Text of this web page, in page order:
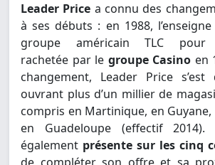
Leader Price a connu des
à ses débuts : en 1988,
groupe américain TLC
rachetée par le groupe Casino en
changement, Leader Price s’est
ouvrant plus d’un millier de
compris en Martinique, en Guyane,
en Guadeloupe (effectif 2014).
également présente sur les cinq